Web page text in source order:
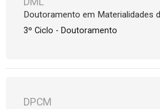
Doutoramento em Materialidades
3º Ciclo - Doutoramento
DPCM